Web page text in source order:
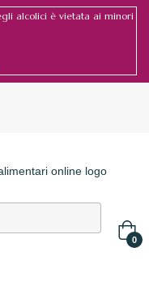
alcolici è vietata ai minori
0